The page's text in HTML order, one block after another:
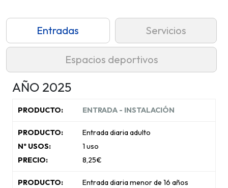
Entradas Servicios
Espacios deportivos
AÑO 2025
ENTRADA - INSTALACIÓN
Entrada diaria adulto
1 uso
8,25€
Entrada diaria menor de 16 años